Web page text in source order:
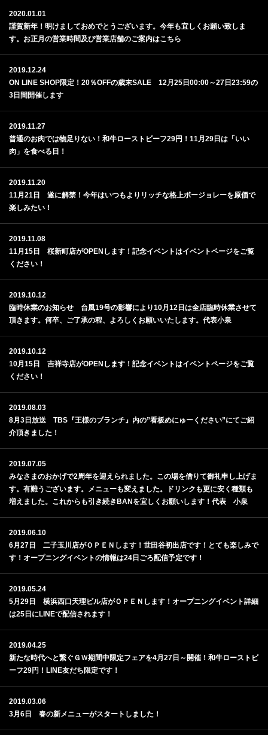
2020.01.01
謹賀新年！明けましておめでとうございます。今年も宜しくお願い致しま
す。お正月の営業時間及び営業店舗のご案内はこちら
2019.12.24
ON LINE SHOP限定！20％OFFの歳末SALE 12月25日00:00～27日23:59の
3日間開催します
2019.11.27
普通のお肉では物足りない！和牛ローストビーフ29円！11月29日は「いい
肉」を食べる日！
2019.11.20
11月21日 遂に解禁！今年はいつもよりリッチな格上ボージョレーを原価で
楽しみたい！
2019.11.08
11月15日 桜新町店がOPENします！記念イベントはイベントページをご覧
ください！
2019.10.12
臨時休業のお知らせ 台風19号の影響により10月12日は全店臨時休業させて
頂きます。何卒、ご了承の程、よろしくお願いいたします。代表小泉
2019.10.12
10月15日 吉祥寺店がOPENします！記念イベントはイベントページをご覧
ください！
2019.08.03
8月3日放送 TBS『王様のブランチ』内の”看板めにゅーください”にてご紹
介頂きました！
2019.07.05
みなさまのおかげで2周年を迎えられました。この場を借りて御礼申し上げま
す。有難うございます。メニューも変えました。ドリンクも更に安く種類も
増えました。これからも引き続きBANを宜しくお願いします！代表 小泉
2019.06.10
6月27日 二子玉川店がＯＰＥＮします！世田谷初出店です！とても楽しみで
す！オープニングイベントの情報は24日ごろ配信予定です！
2019.05.24
5月29日 横浜西口天理ビル店がＯＰＥＮします！オープニングイベント詳細
は25日にLINEで配信されます！
2019.04.25
新たな時代へと繋ぐＧＷ期間中限定フェアを4月27日～開催！和牛ローストビ
ーフ29円！LINE友だち限定です！
2019.03.06
3月6日 春の新メニューがスタートしました！